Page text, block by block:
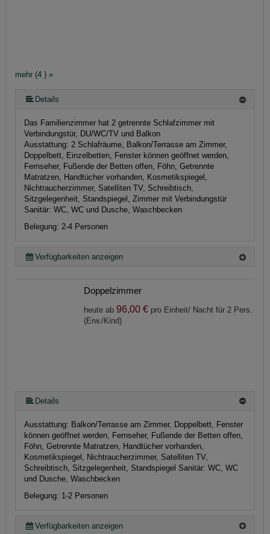
mehr (4 ) »
Details
Das Familienzimmer hat 2 getrennte Schlafzimmer mit
Verbindungstür, DU/WC/TV und Balkon
Ausstattung: 2 Schlafräume, Balkon/Terrasse am Zimmer,
Doppelbett, Einzelbetten, Fenster können geöffnet werden,
Fernseher, Fußende der Betten offen, Föhn, Getrennte
Matratzen, Handtücher vorhanden, Kosmetikspiegel,
Nichtraucherzimmer, Satelliten TV, Schreibtisch,
Sitzgelegenheit, Standspiegel, Zimmer mit Verbindungstür
Sanitär: WC, WC und Dusche, Waschbecken
Belegung: 2-4 Personen
Verfügbarkeiten anzeigen
Doppelzimmer
heute ab 96,00 € pro Einheit/ Nacht für 2 Pers.
(Erw./Kind)
Details
Ausstattung: Balkon/Terrasse am Zimmer, Doppelbett, Fenster
können geöffnet werden, Fernseher, Fußende der Betten offen,
Föhn, Getrennte Matratzen, Handtücher vorhanden,
Kosmetikspiegel, Nichtraucherzimmer, Satelliten TV,
Schreibtisch, Sitzgelegenheit, Standspiegel Sanitär: WC, WC
und Dusche, Waschbecken
Belegung: 1-2 Personen
Verfügbarkeiten anzeigen